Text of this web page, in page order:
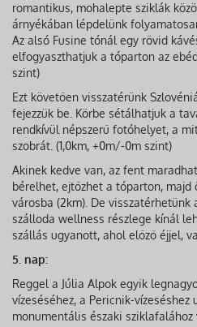
romantikus, mohalepte sziklák
árnyékában lépdelünk
Az alsó Fusine tónál egy rövid
elfogyaszthatjuk a tóparton az
szint)
Ezt követően visszatérünk
fejezzük be. Körbe sétálhatjuk a
rendkívül népszerű fotóhelyet, a
szobrát. (1,0km, +0m/-0m szint)
Akinek kedve van, az fent
bérelhet, ejtőzhet a tóparton,
városba (2km). De visszatérhetünk
szálloda wellness részlege kínál
szállás ugyanott, ahol előző éjjel,
5. nap:
Reggel a Júlia Alpok egyik
vízeséséhez, a Pericnik-vízeséshez
monumentális északi